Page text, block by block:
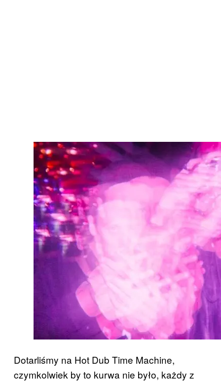
Dotarliśmy na Hot Dub Time Machine,
czymkolwiek by to kurwa nie było, każdy z